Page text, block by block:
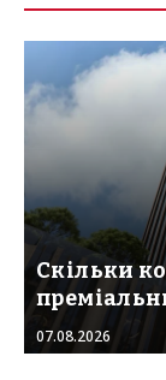
Скільки
07.08.2026